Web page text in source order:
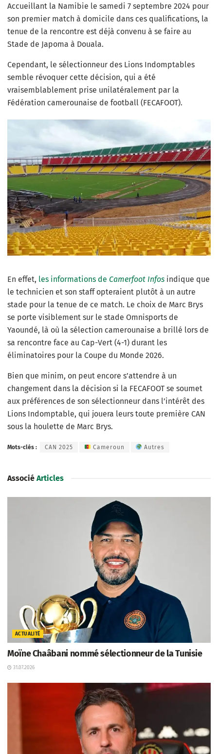
Accueillant la Namibie le samedi 7 septembre 2024 pour
son premier match à domicile dans ces qualifications, la
tenue de la rencontre est déjà convenu à se faire au
Stade de Japoma à Douala.
Cependant, le sélectionneur des Lions Indomptables
semble révoquer cette décision, qui a été
vraisemblablement prise unilatéralement par la
Fédération camerounaise de football (FECAFOOT).
En effet, les informations de Camerfoot Infos indique que
le technicien et son staff opteraient plutôt à un autre
stade pour la tenue de ce match. Le choix de Marc Brys
se porte visiblement sur le stade Omnisports de
Yaoundé, là où la sélection camerounaise a brillé lors de
sa rencontre face au Cap-Vert (4-1) durant les
éliminatoires pour la Coupe du Monde 2026.
Bien que minim, on peut encore s’attendre à un
changement dans la décision si la FECAFOOT se soumet
aux préférences de son sélectionneur dans l’intérêt des
Lions Indomptable, qui jouera leurs toute première CAN
sous la houlette de Marc Brys.
Mots-clés : CAN 2025 Cameroun Autres
Associé Articles
ACTUALITÉ
Moïne Chaâbani nommé sélectionneur de la Tunisie
31.07.2026